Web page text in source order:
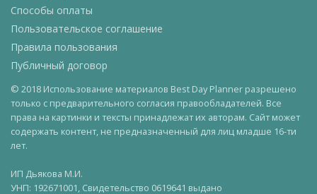
Способы оплаты
Пользовательское соглашение
Правила пользования
Публичный договор
© 2018 Использование материалов Best Day Planner разрешено
только с предварительного согласия правообладателей. Все
права на картинки и тексты принадлежат их авторам. Сайт может
содержать контент, не предназначенный для лиц младше 16-ти
лет.
ИП Дьякова М.И.
УНП: 192671001, Свидетельство 0619641 выдано